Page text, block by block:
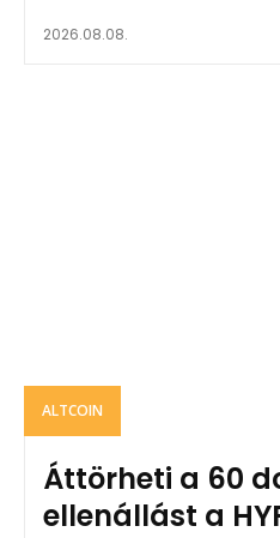
2026.08.08.
ALTCOIN
Áttörheti a 60
ellenállást a